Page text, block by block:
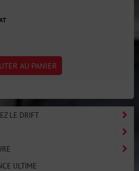
AU PANIER
LE DRIFT
ULTIME